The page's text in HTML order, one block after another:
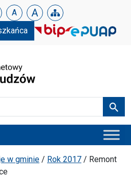
A A
w gminie / Rok 2017 / Remont